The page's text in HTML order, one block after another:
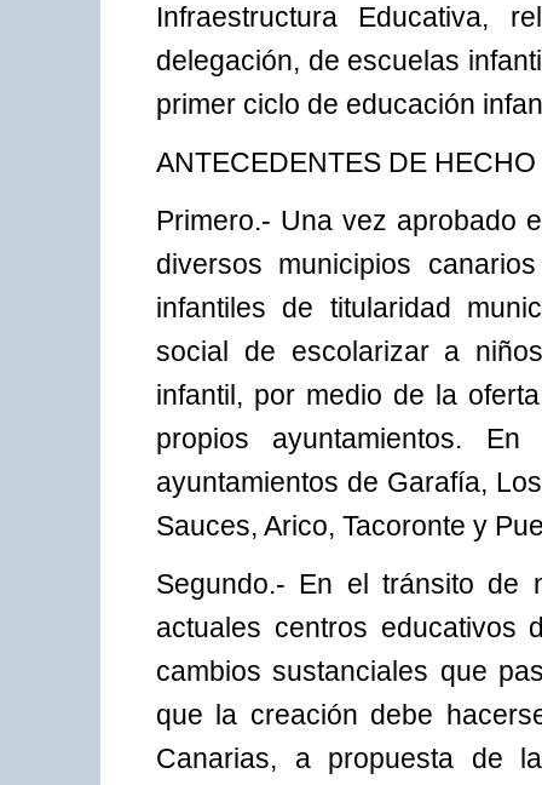
Infraestructura Educativa,
delegación, de escuelas
primer ciclo de educación
ANTECEDENTES DE HECHO
Primero.- Una vez aprobado
diversos municipios
infantiles de titularidad
social de escolarizar a
infantil, por medio de la
propios ayuntamientos.
ayuntamientos de Garafía,
Sauces, Arico, Tacoronte y
Segundo.- En el tránsito de
actuales centros educativos
cambios sustanciales que
que la creación debe
Canarias, a propuesta de